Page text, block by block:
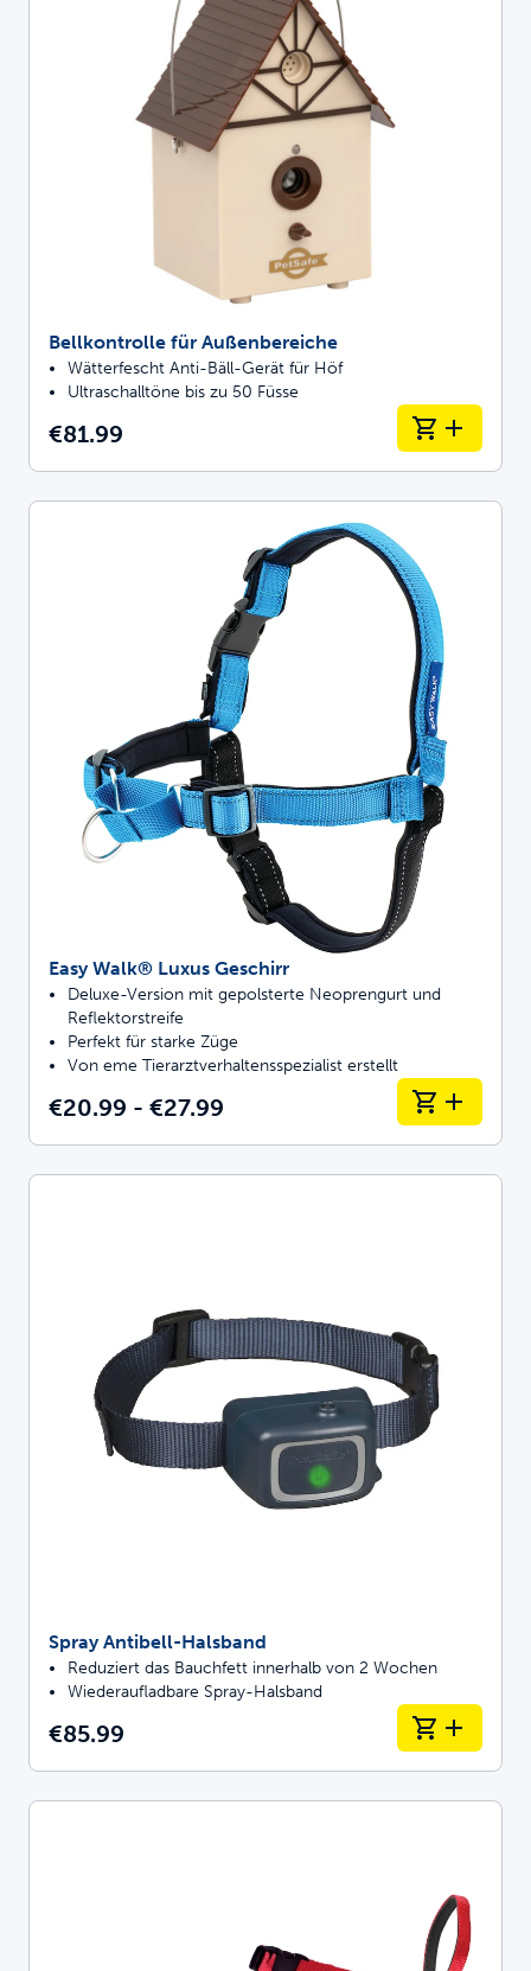
Bellkontrolle für Außenbereiche
Wätterfescht Anti-Bäll-Gerät für Höf
Ultraschalltöne bis zu 50 Füsse
€81.99
Easy Walk® Luxus Geschirr
Deluxe-Version mit gepolsterte Neoprengurt und
Reflektorstreife
Perfekt für starke Züge
Von eme Tierarztverhaltensspezialist erstellt
€20.99 - €27.99
Spray Antibell-Halsband
Reduziert das Bauchfett innerhalb von 2 Wochen
Wiederaufladbare Spray-Halsband
€85.99